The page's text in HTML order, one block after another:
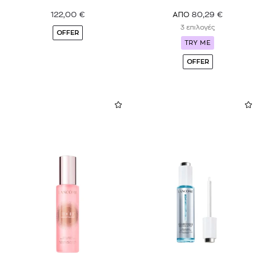
122,00 €
OFFER
ΑΠΟ 80,29 €
3 επιλογές
TRY ME
OFFER